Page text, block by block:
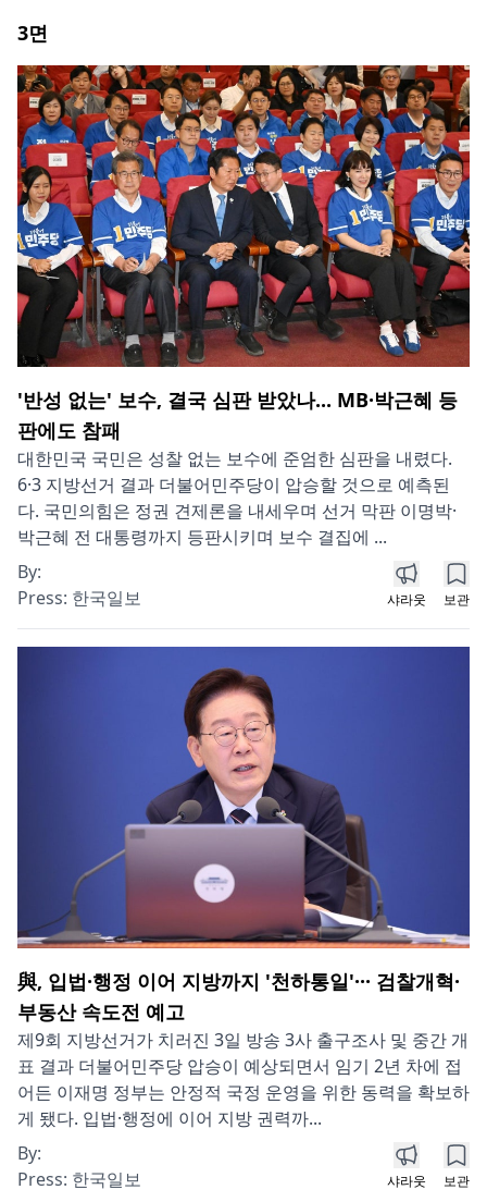
3면
'반성 없는' 보수, 결국 심판 받았나... MB·박근혜 등
판에도 참패
대한민국 국민은 성찰 없는 보수에 준엄한 심판을 내렸다.
6·3 지방선거 결과 더불어민주당이 압승할 것으로 예측된
다. 국민의힘은 정권 견제론을 내세우며 선거 막판 이명박·
박근혜 전 대통령까지 등판시키며 보수 결집에 ...
By:
Press: 한국일보 샤라웃 보관
與, 입법·행정 이어 지방까지 '천하통일'··· 검찰개혁·
부동산 속도전 예고
제9회 지방선거가 치러진 3일 방송 3사 출구조사 및 중간 개
표 결과 더불어민주당 압승이 예상되면서 임기 2년 차에 접
어든 이재명 정부는 안정적 국정 운영을 위한 동력을 확보하
게 됐다. 입법·행정에 이어 지방 권력까...
By:
Press: 한국일보 샤라웃 보관